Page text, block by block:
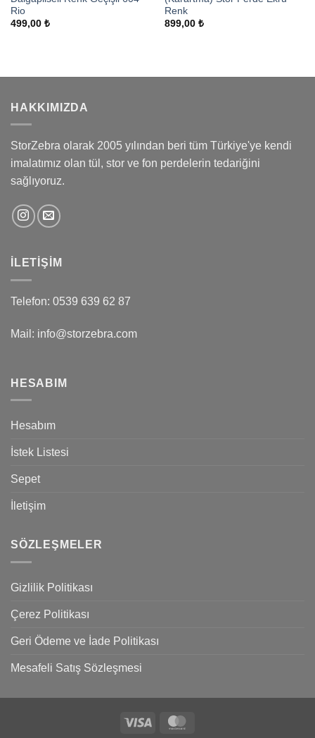
Rio
499,00 ₺
Renk
899,00 ₺
HAKKIMIZDA
StorZebra olarak 2005 yılından beri tüm Türkiye'ye kendi
imalatımız olan tül, stor ve fon perdelerin tedariğini
sağlıyoruz.
İLETIŞIM
Telefon: 0539 639 62 87
Mail: info@storzebra.com
HESABIM
Hesabım
İstek Listesi
Sepet
İletişim
SÖZLEŞMELER
Gizlilik Politikası
Çerez Politikası
Geri Ödeme ve İade Politikası
Mesafeli Satış Sözleşmesi
Visa